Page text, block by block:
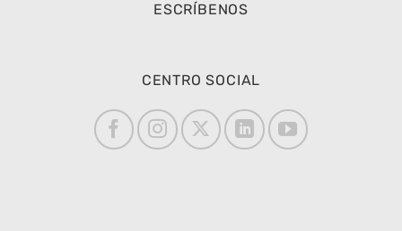
ESCRÍBENOS
CENTRO SOCIAL